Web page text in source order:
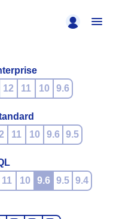
12 11 10 9.6
11 10 9.6 9.5
11 10 9.6 9.5 9.4